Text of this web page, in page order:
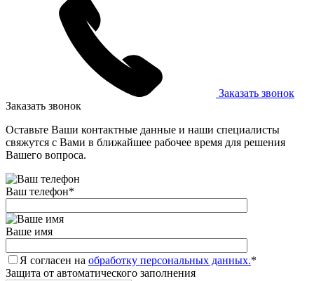
Заказать звонок
Заказать звонок
Оставьте Ваши контактные данные и наши специалисты
свяжутся с Вами в ближайшее рабочее время для решения
Вашего вопроса.
Ваш телефон*
Ваше имя
Я согласен на обработку персональных данных.*
Защита от автоматического заполнения